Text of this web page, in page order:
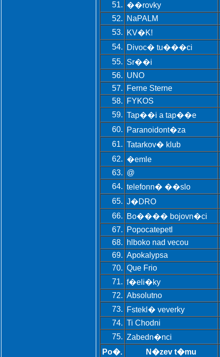
51. ��rovky
52.
NaPALM
53.
KV�K!
54.
Divoc� tu���ci
55. Sr��i
56. UNO
57.
Ferne Sterne
58.
FYKOS
59. Tap��i a tap��e
60.
Paranoidont�za
61. Tatarkov� klub
62. �emle
63. @
64. telefonn� ��slo
65. J�DRO
66.
Bo���� bojovn�ci
67.
Popocatepetl
68.
hlboko nad vecou
69. Apokalypsa
70. Que Frio
71. f�eli�ky
72. Absolutno
73.
Fstekl� veverky
74. Ti Chodni
75. Zabedn�nci
Po�.
N�zev t�mu